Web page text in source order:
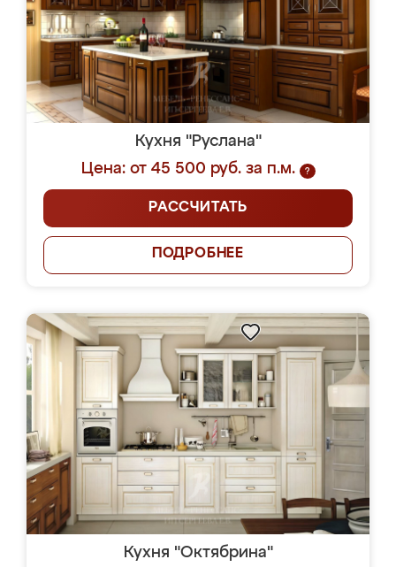
Кухня "Руслана"
Цена: от 45 500 руб. за п.м.
?
РАССЧИТАТЬ
ПОДРОБНЕЕ
Кухня "Октябрина"